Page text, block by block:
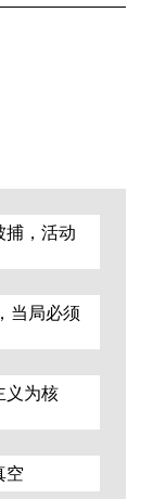
捕，活动
当局必须
义为核
空